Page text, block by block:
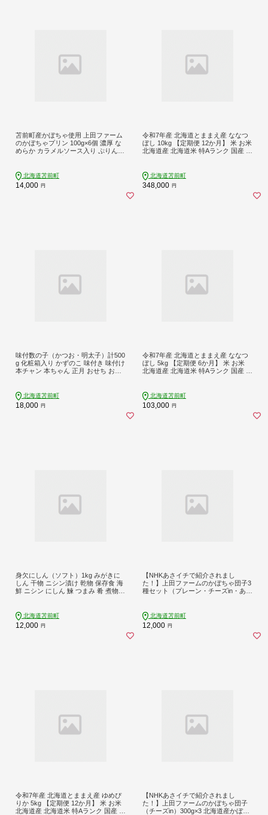
苫前町産かぼちゃ使用 上田ファーム
のかぼちゃプリン 100g×6個 濃厚 な
めらか カラメルソース入り ぷりん
まえ ued05
北海道苫前町
14,000 円
令和7年産 北海道とままえ産 ななつ
ぼし 10kg 【定期便 12か月】 米 お米
北海道産 北海道米 特Aランク 国産 白
北海道苫前町
348,000 円
味付数の子（かつお・明太子）計500
g 化粧箱入り かずのこ 味付き 味付け
本チャン 本ちゃん 正月 おせち お祝
北海道苫前町
18,000 円
令和7年産 北海道とままえ産 ななつ
ぼし 5kg 【定期便 6か月】 米 お米
北海道産 北海道米 特Aランク 国産 白
北海道苫前町
103,000 円
身欠にしん（ソフト）1kg みがきに
しん 干物 ニシン漬け 乾物 保存食 海
鮮 ニシン にしん 鰊 つまみ 肴 煮物
北海道苫前町
12,000 円
【NHKあさイチで紹介されまし
た！】上田ファームのかぼちゃ団子3
種セット（プレーン・チーズin・あん
おやつ スイーツ 軽食 冷凍 南瓜 郷土
料理 北海道 苫前町 とままえ ued01
北海道苫前町
12,000 円
令和7年産 北海道とままえ産 ゆめぴ
りか 5kg 【定期便 12か月】 米 お米
北海道産 北海道米 特Aランク 国産 白
【NHKあさイチで紹介されまし
た！】上田ファームのかぼちゃ団子
（チーズin）300g×3 北海道産かぼち